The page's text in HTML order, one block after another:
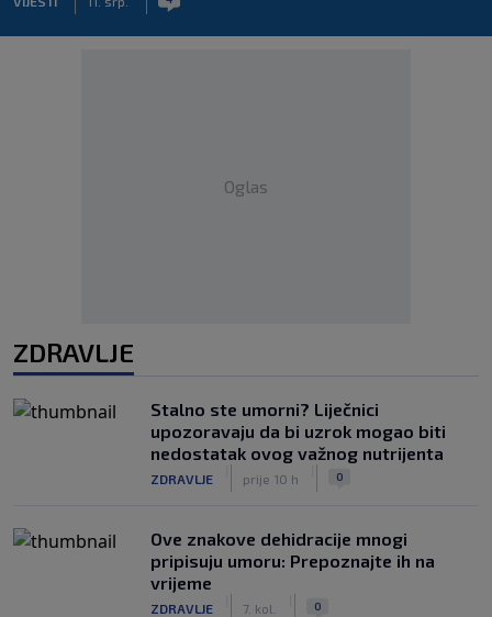
Oglas
ZDRAVLJE
Stalno ste umorni? Liječnici
upozoravaju da bi uzrok mogao biti
nedostatak ovog važnog nutrijenta
ZDRAVLJE prije 10 h 0
Ove znakove dehidracije mnogi
pripisuju umoru: Prepoznajte ih na
vrijeme
ZDRAVLJE 7. kol. 0